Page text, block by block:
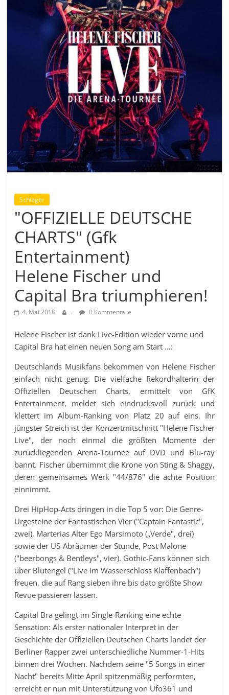
Schlager
"OFFIZIELLE DEUTSCHE
CHARTS" (Gfk
Entertainment)
Helene Fischer und
Capital Bra triumphieren!
4. Mai 2018 . 0 Kommentare
Helene Fischer ist dank Live-Edition wieder vorne und
Capital Bra hat einen neuen Song am Start …:
Deutschlands Musikfans bekommen von Helene Fischer
einfach nicht genug. Die vielfache Rekordhalterin der
Offiziellen Deutschen Charts, ermittelt von GfK
Entertainment, meldet sich eindrucksvoll zurück und
klettert im Album-Ranking von Platz 20 auf eins. Ihr
jüngster Streich ist der Konzertmitschnitt "Helene Fischer
Live", der noch einmal die größten Momente der
zurückliegenden Arena-Tournee auf DVD und Blu-ray
bannt. Fischer übernimmt die Krone von Sting & Shaggy,
deren gemeinsames Werk "44/876" die achte Position
einnimmt.
Drei HipHop-Acts dringen in die Top 5 vor: Die Genre-
Urgesteine der Fantastischen Vier ("Captain Fantastic",
zwei), Marterias Alter Ego Marsimoto („Verde", drei)
sowie der US-Abräumer der Stunde, Post Malone
("beerbongs & Bentleys", vier). Gothic-Fans können sich
über Blutengel ("Live im Wasserschloss Klaffenbach")
freuen, die auf Rang sieben ihre bis dato größte Show
Revue passieren lassen.
Capital Bra gelingt im Single-Ranking eine echte
Sensation: Als erster nationaler Interpret in der
Geschichte der Offiziellen Deutschen Charts landet der
Berliner Rapper zwei unterschiedliche Nummer-1-Hits
binnen drei Wochen. Nachdem seine "5 Songs in einer
Nacht" bereits Mitte April spitzenmäßig performten,
erreicht er nun mit Unterstützung von Ufo361 und